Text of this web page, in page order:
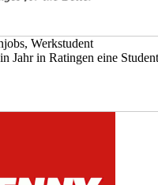
Werkstudent
Jahr in Ratingen eine